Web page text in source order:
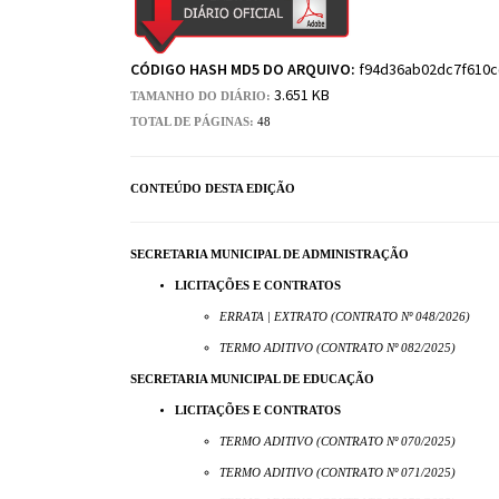
CÓDIGO HASH MD5 DO ARQUIVO:
TAMANHO DO DIÁRIO: 3.651 KB
TOTAL DE PÁGINAS: 48
CONTEÚDO DESTA EDIÇÃO
SECRETARIA MUNICIPAL DE ADMINISTRAÇÃO
LICITAÇÕES E CONTRATOS
ERRATA | EXTRATO (CONTRATO Nº 048/2026)
TERMO ADITIVO (CONTRATO Nº 082/2025)
SECRETARIA MUNICIPAL DE EDUCAÇÃO
LICITAÇÕES E CONTRATOS
TERMO ADITIVO (CONTRATO Nº 070/2025)
TERMO ADITIVO (CONTRATO Nº 071/2025)